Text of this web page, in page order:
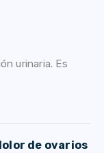
urinaria. Es
de ovarios